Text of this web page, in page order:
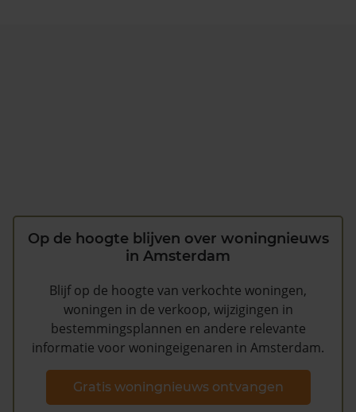
Op de hoogte blijven over woningnieuws
in Amsterdam
Blijf op de hoogte van verkochte woningen,
woningen in de verkoop, wijzigingen in
bestemmingsplannen en andere relevante
informatie voor woningeigenaren in Amsterdam.
Gratis woningnieuws ontvangen